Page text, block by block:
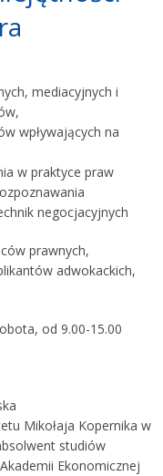
mediacyjnych i
wpływających na
w praktyce praw
negocjacyjnych
prawnych,
adwokackich,
od 9.00-15.00
Mikołaja Kopernika w
studiów
Ekonomicznej